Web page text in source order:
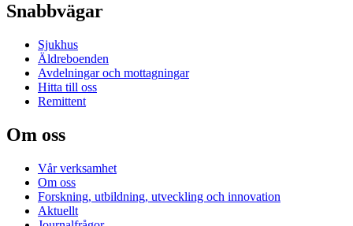
Snabbvägar
Sjukhus
Äldreboenden
Avdelningar och mottagningar
Hitta till oss
Remittent
Om oss
Vår verksamhet
Om oss
Forskning, utbildning, utveckling och innovation
Aktuellt